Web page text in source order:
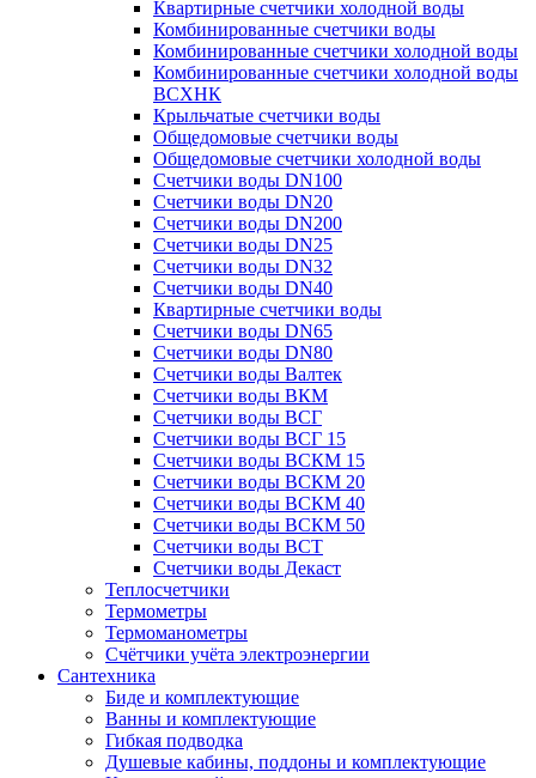
Квартирные счетчики холодной воды
Комбинированные счетчики воды
Комбинированные счетчики холодной воды
Комбинированные счетчики холодной воды
ВСХНК
Крыльчатые счетчики воды
Общедомовые счетчики воды
Общедомовые счетчики холодной воды
Счетчики воды DN100
Счетчики воды DN20
Счетчики воды DN200
Счетчики воды DN25
Счетчики воды DN32
Счетчики воды DN40
Квартирные счетчики воды
Счетчики воды DN65
Счетчики воды DN80
Счетчики воды Валтек
Счетчики воды ВКМ
Счетчики воды ВСГ
Счетчики воды ВСГ 15
Счетчики воды ВСКМ 15
Счетчики воды ВСКМ 20
Счетчики воды ВСКМ 40
Счетчики воды ВСКМ 50
Счетчики воды ВСТ
Счетчики воды Декаст
Теплосчетчики
Термометры
Термоманометры
Счётчики учёта электроэнергии
Сантехника
Биде и комплектующие
Ванны и комплектующие
Гибкая подводка
Душевые кабины, поддоны и комплектующие